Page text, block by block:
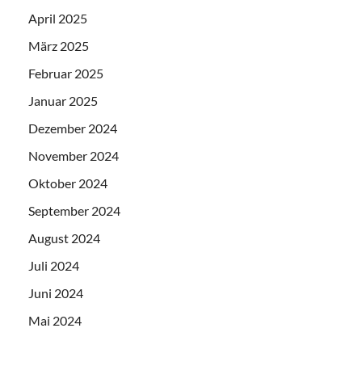
April 2025
März 2025
Februar 2025
Januar 2025
Dezember 2024
November 2024
Oktober 2024
September 2024
August 2024
Juli 2024
Juni 2024
Mai 2024